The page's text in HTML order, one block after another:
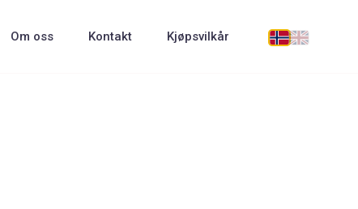
Om oss Kontakt Kjøpsvilkår